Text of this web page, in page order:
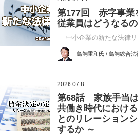
第177回 赤字事業
従業員はどうなるの
中小企業の新たな法律リ
鳥飼重和氏 / 鳥飼総合
2026.07.8
第68話 家族手当は
共働き時代におけ
とのリレーション
するか ～